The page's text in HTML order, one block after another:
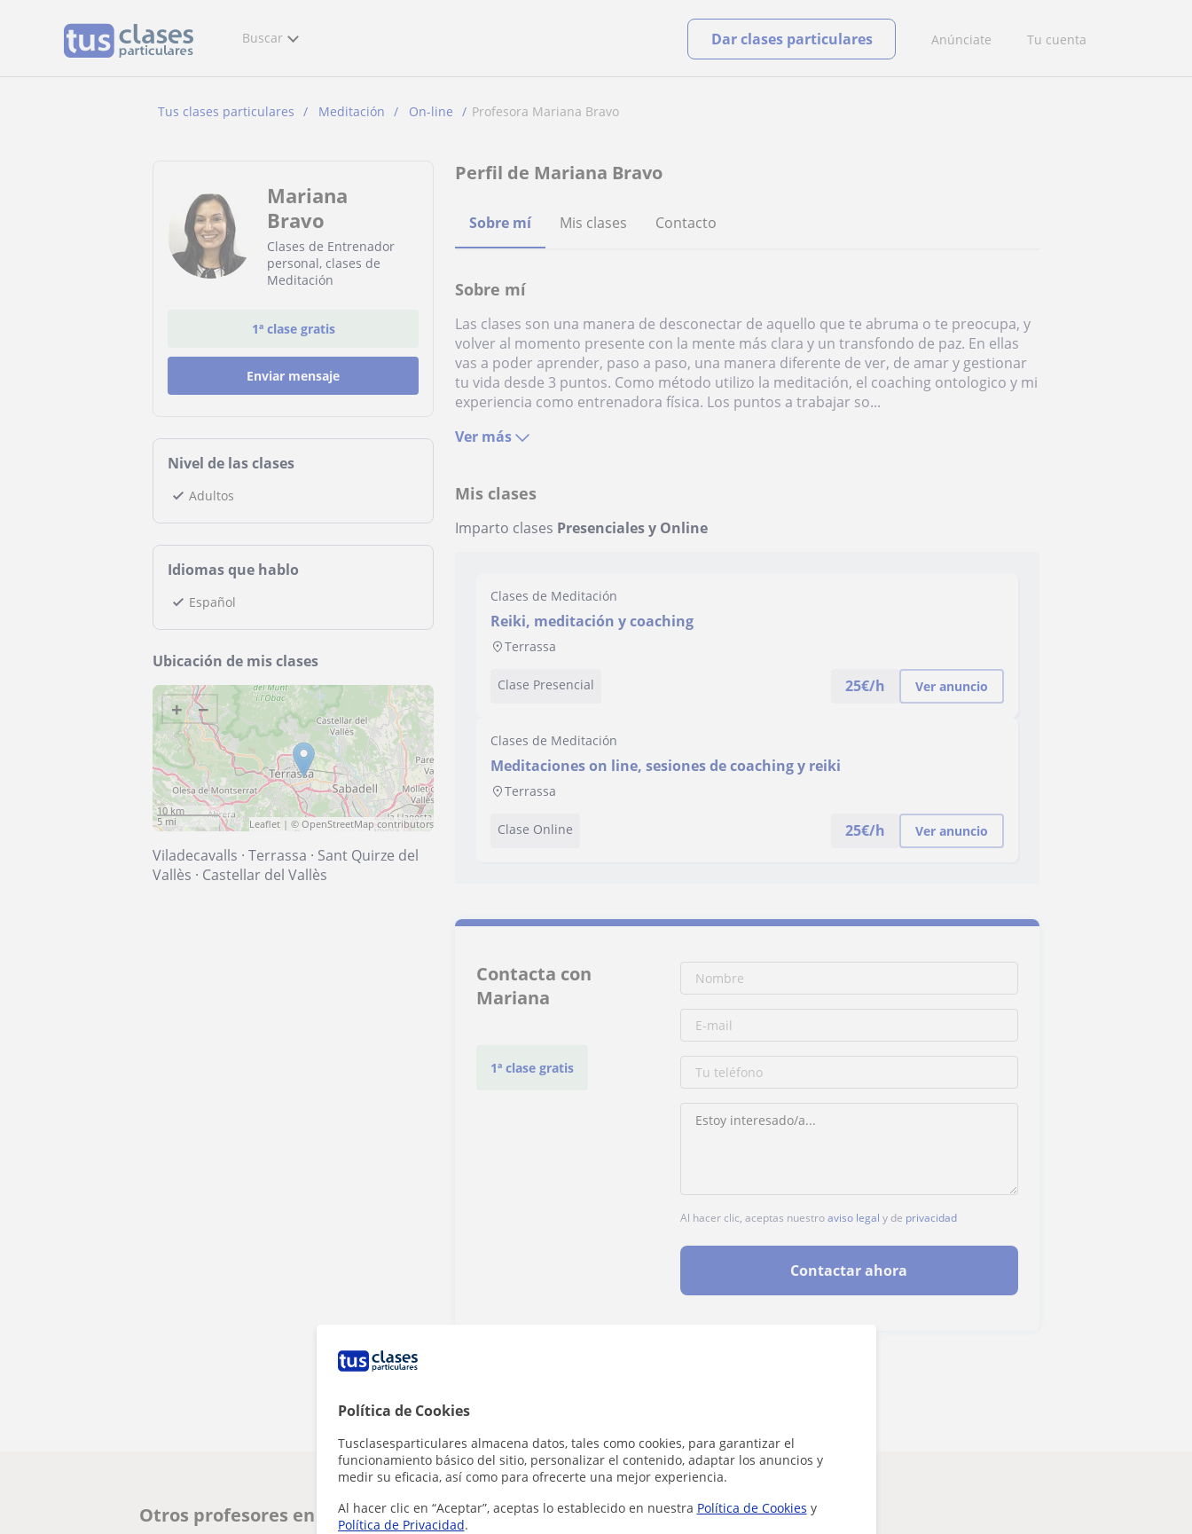
Política de Cookies
Tusclasesparticulares almacena datos, tales como cookies, para garantizar el
funcionamiento básico del sitio, personalizar el contenido, adaptar los anuncios y
medir su eficacia, así como para ofrecerte una mejor experiencia.
Al hacer clic en “Aceptar”, aceptas lo establecido en nuestra Política de Cookies y
Política de Privacidad.
Buscar Anúnciate Tu cuenta
Dar clases particulares
Tus clases particulares Meditación On-line Profesora Mariana Bravo
Mariana
Bravo
Clases de Entrenador
personal, clases de
Meditación
1ª clase gratis
Enviar mensaje
Nivel de las clases
Adultos
Idiomas que hablo
Español
Ubicación de mis clases
+ −
10 km
5 mi
Leaflet | ©OpenStreetMap contributors
Viladecavalls · Terrassa · Sant Quirze del
Vallès · Castellar del Vallès
Perfil de Mariana Bravo
Sobre mí Mis clases Contacto
Sobre mí
Las clases son una manera de desconectar de aquello que te abruma o te preocupa, y
volver al momento presente con la mente más clara y un transfondo de paz. En ellas
vas a poder aprender, paso a paso, una manera diferente de ver, de amar y gestionar
tu vida desde 3 puntos. Como método utilizo la meditación, el coaching ontologico y mi
experiencia como entrenadora física. Los puntos a trabajar so...
Ver más
Mis clases
Imparto clases Presenciales y Online
Clases de Meditación
Reiki, meditación y coaching
Terrassa
Clase Presencial 25€/h Ver anuncio
Clases de Meditación
Meditaciones on line, sesiones de coaching y reiki
Terrassa
Clase Online 25€/h Ver anuncio
Contacta con
Mariana
1ª clase gratis
Al hacer clic, aceptas nuestroaviso legal y de privacidad
Contactar ahora
Otros profesores en Terrassa que pueden interesarte